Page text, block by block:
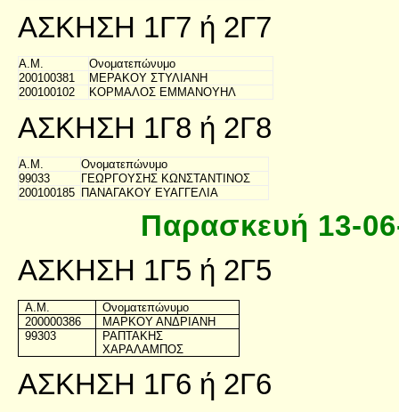
ΑΣΚΗΣΗ 1Γ7 ή 2Γ7
Α.Μ.
Ονοματεπώνυμο
200100381
ΜΕΡΑΚΟΥ ΣΤΥΛΙΑΝΗ
200100102
ΚΟΡΜΑΛΟΣ ΕΜΜΑΝΟΥΗΛ
ΑΣΚΗΣΗ 1Γ8 ή 2Γ8
Α.Μ.
Ονοματεπώνυμο
99033
ΓΕΩΡΓΟΥΣΗΣ ΚΩΝΣΤΑΝΤΙΝΟΣ
200100185 ΠΑΝΑΓΑΚΟΥ ΕΥΑΓΓΕΛΙΑ
Παρασκευή 13-
ΑΣΚΗΣΗ 1Γ5 ή 2Γ5
A.M.
Ονοματεπώνυμο
200000386
ΜΑΡΚΟΥ ΑΝΔΡΙΑΝΗ
99303
ΡΑΠΤΑΚΗΣ
ΧΑΡΑΛΑΜΠΟΣ
ΑΣΚΗΣΗ 1Γ6 ή 2Γ6